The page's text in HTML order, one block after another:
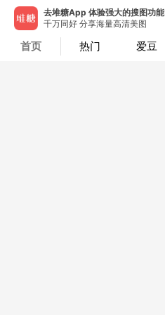
去堆糖App 体验强大的搜图功能
千万同好 分享海量高清美图
首页 热门 爱豆